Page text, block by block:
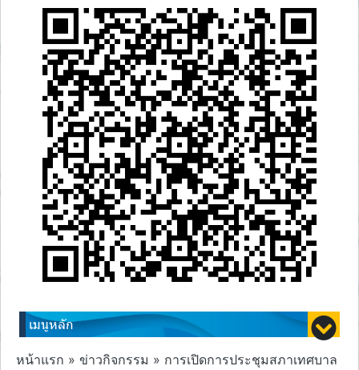
เมนูหลัก
หน้าแรก » ข่าวกิจกรรม » การเปิดการประชุมสภาเทศบาล